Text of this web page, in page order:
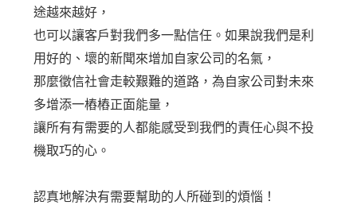
途越來越好，
也可以讓客戶對我們多一點信任。如果說我們是利
用好的、壞的新聞來增加自家公司的名氣，
那麼徵信社會走較艱難的道路，為自家公司對未來
多增添一樁樁正面能量，
讓所有有需要的人都能感受到我們的責任心與不投
機取巧的心。
認真地解決有需要幫助的人所碰到的煩惱！